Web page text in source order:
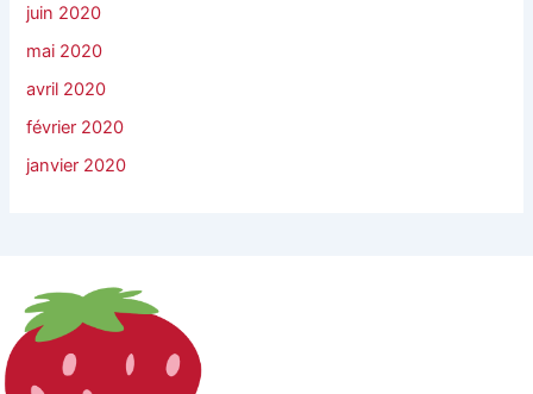
juin 2020
mai 2020
avril 2020
février 2020
janvier 2020